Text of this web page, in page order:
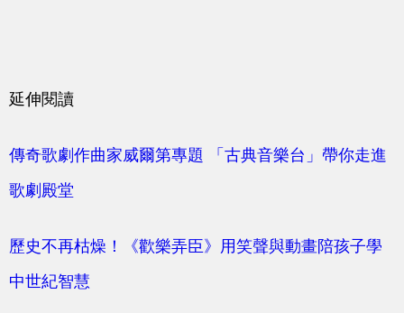
延伸閱讀
傳奇歌劇作曲家威爾第專題 「古典音樂台」帶你走進
歌劇殿堂
歷史不再枯燥！《歡樂弄臣》用笑聲與動畫陪孩子學
中世紀智慧